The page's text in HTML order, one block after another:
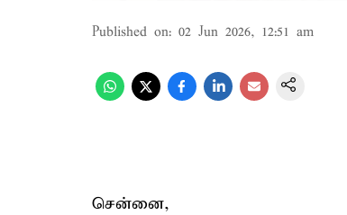
Published on: 02 Jun 2026, 12:51 am
சென்னை,